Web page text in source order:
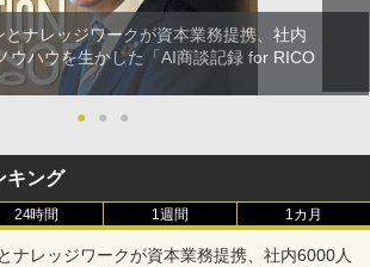
とナレッジワークが資本業務提携、社内
ウハウを生かした「AI商談記録 for RICO
●
● ●
キング
24時間 1週間 1カ月
ナレッジワークが資本業務提携、社内6000人